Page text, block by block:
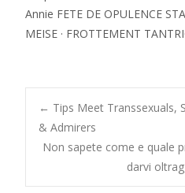
Annie FETE DE OPULENCE
MEISE · FROTTEMENT
Post
← Tips Meet Transsexuals,
& Admirers
Non sapete come e quale
darvi